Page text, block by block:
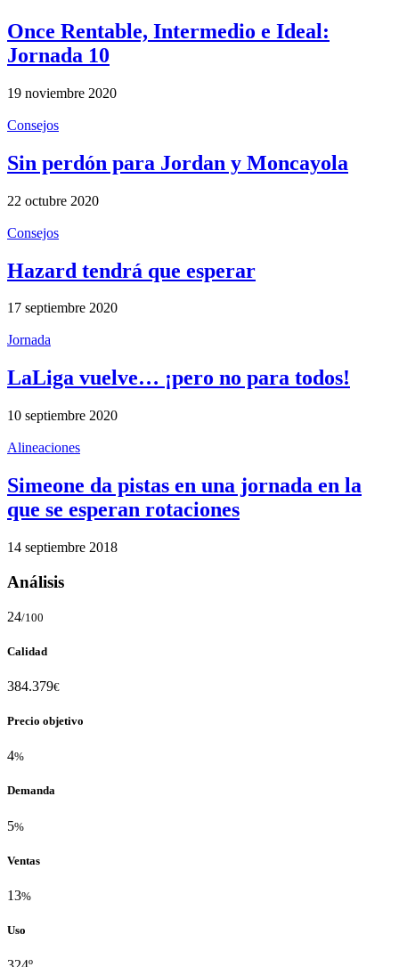
Once Rentable, Intermedio e Ideal:
Jornada 10
19 noviembre 2020
Consejos
Sin perdón para Jordan y Moncayola
22 octubre 2020
Consejos
Hazard tendrá que esperar
17 septiembre 2020
Jornada
LaLiga vuelve… ¡pero no para todos!
10 septiembre 2020
Alineaciones
Simeone da pistas en una jornada en la
que se esperan rotaciones
14 septiembre 2018
Análisis
24/100
Calidad
384.379€
Precio objetivo
4%
Demanda
5%
Ventas
13%
Uso